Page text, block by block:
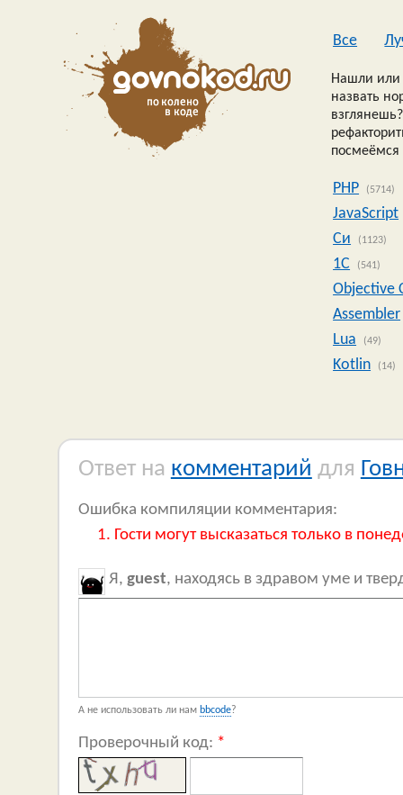
Все
Нашли или
назвать
посмеёмся
PHP (5714)
JavaScript
Си
(1123)
1C (541)
Objective
Assembler
Lua
(49)
Kotlin (14)
Ответ на комментарий для
Ошибка компиляции комментария:
Гости могут высказаться только в
Я, guest, находясь в здравом уме и
А не использовать ли нам bbcode?
Проверочный код: *